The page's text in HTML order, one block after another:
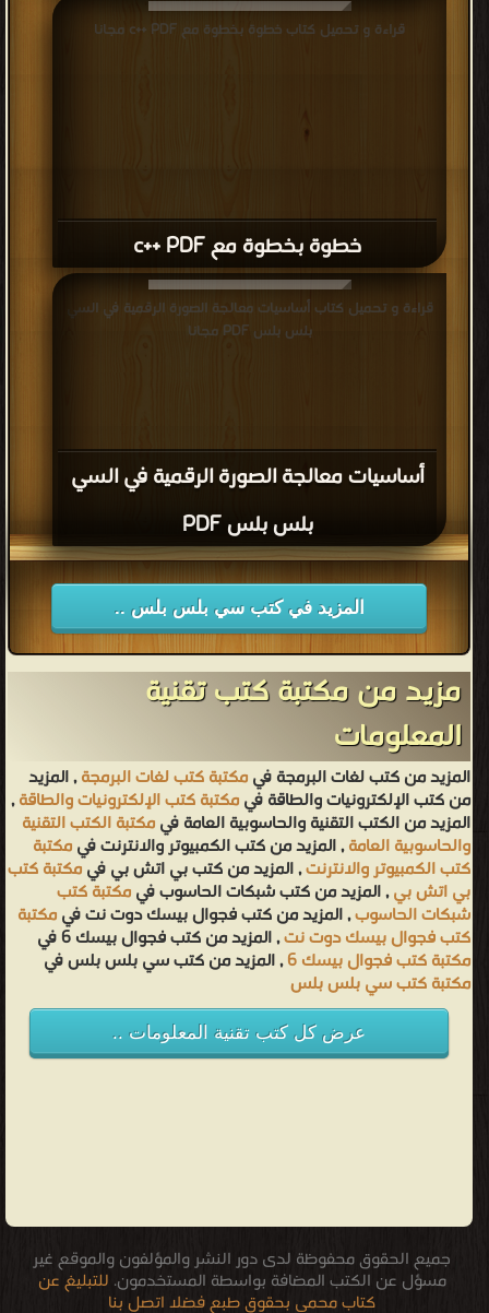
خطوة بخطوة مع c++ PDF
قراءة و تحميل كتاب خطوة بخطوة مع c++ PDF مجانا
أساسيات معالجة الصورة الرقمية في السي
بلس بلس PDF
قراءة و تحميل كتاب أساسيات معالجة الصورة الرقمية في السي
بلس بلس PDF مجانا
المزيد في كتب سي بلس بلس ..
مزيد من مكتبة كتب تقنية
المعلومات
المزيد من كتب لغات البرمجة فيمكتبة كتب لغات البرمجة, المزيد
من كتب الإلكترونيات والطاقة فيمكتبة كتب الإلكترونيات والطاقة,
المزيد من الكتب التقنية والحاسوبية العامة فيمكتبة الكتب التقنية
والحاسوبية العامة, المزيد من كتب الكمبيوتر والانترنت فيمكتبة
كتب الكمبيوتر والانترنت, المزيد من كتب بي اتش بي فيمكتبة كتب
بي اتش بي, المزيد من كتب شبكات الحاسوب فيمكتبة كتب
شبكات الحاسوب, المزيد من كتب فجوال بيسك دوت نت فيمكتبة
كتب فجوال بيسك دوت نت, المزيد من كتب فجوال بيسك 6 في
مكتبة كتب فجوال بيسك 6 , المزيد من كتب سي بلس بلس في
مكتبة كتب سي بلس بلس
عرض كل كتب تقنية المعلومات ..
جميع الحقوق محفوظة لدى دور النشر والمؤلفون والموقع غير
مسؤل عن الكتب المضافة بواسطة المستخدمون. للتبليغ عن
كتاب محمي بحقوق طبع فضلا اتصل بنا